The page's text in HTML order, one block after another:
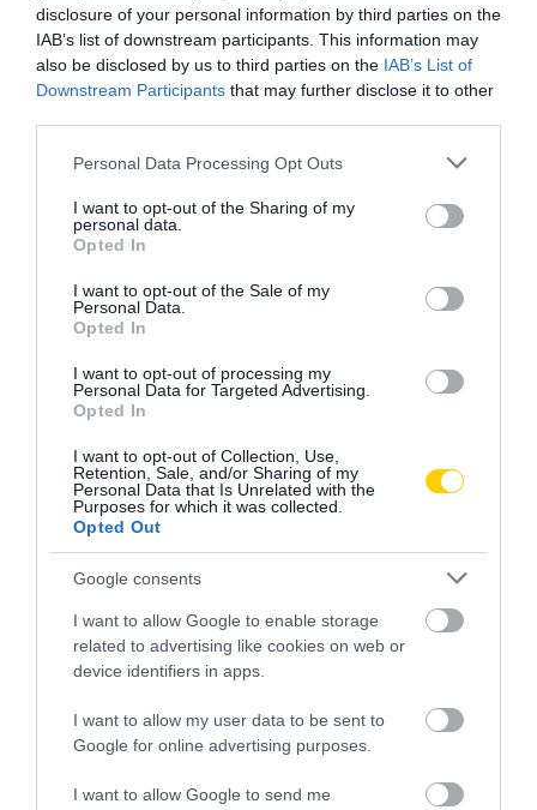
disclosure of your personal information by third parties on the
IAB’s list of downstream participants. This information may
also be disclosed by us to third parties on the IAB’s List of
Downstream Participants that may further disclose it to other
Please note that this website/app uses one or more Google
not limited to your visit or usage behaviour. You may click to
grant or deny consent to Google and its third-party tags to
use your data for below specified purposes in below Google
consent section.
Personal Data Processing Opt Outs
I want to opt-out of the Sharing of my
personal data.
Opted In
I want to opt-out of the Sale of my
Personal Data.
Opted In
I want to opt-out of processing my
Personal Data for Targeted Advertising.
Opted In
I want to opt-out of Collection, Use,
Retention, Sale, and/or Sharing of my
Personal Data that Is Unrelated with the
Purposes for which it was collected.
Opted Out
Google consents
I want to allow Google to enable storage
related to advertising like cookies on web or
device identifiers in apps.
I want to allow my user data to be sent to
Google for online advertising purposes.
I want to allow Google to send me